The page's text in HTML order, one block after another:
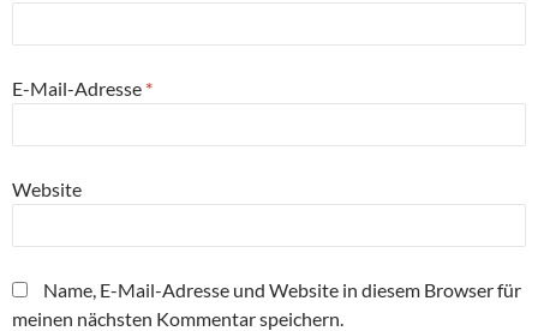
E-Mail-Adresse *
Website
Name, E-Mail-Adresse und Website in diesem Browser für
meinen nächsten Kommentar speichern.